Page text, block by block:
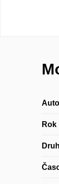
Druh